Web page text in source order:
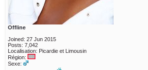
Offline
Joined: 27 Jun 2015
Posts: 7,042
Localisation: Picardie et Limousin
Région:
Sexe: